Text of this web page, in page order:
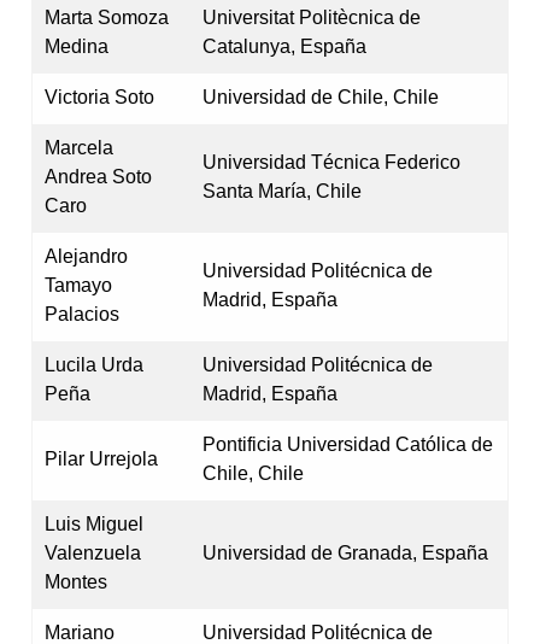
Marta Somoza
Medina
Universitat Politècnica de
Catalunya, España
Victoria Soto Universidad de Chile, Chile
Marcela
Andrea Soto
Caro
Universidad Técnica Federico
Santa María, Chile
Alejandro
Tamayo
Palacios
Universidad Politécnica de
Madrid, España
Lucila Urda
Peña
Universidad Politécnica de
Madrid, España
Pilar Urrejola
Pontificia Universidad Católica de
Chile, Chile
Luis Miguel
Valenzuela
Montes
Universidad de Granada, España
Mariano
Universidad Politécnica de